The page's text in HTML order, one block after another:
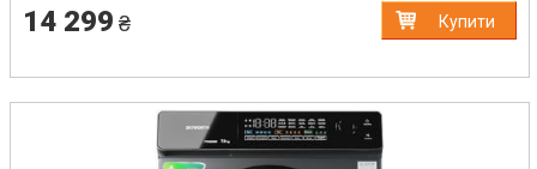
14 299 ₴ Купити